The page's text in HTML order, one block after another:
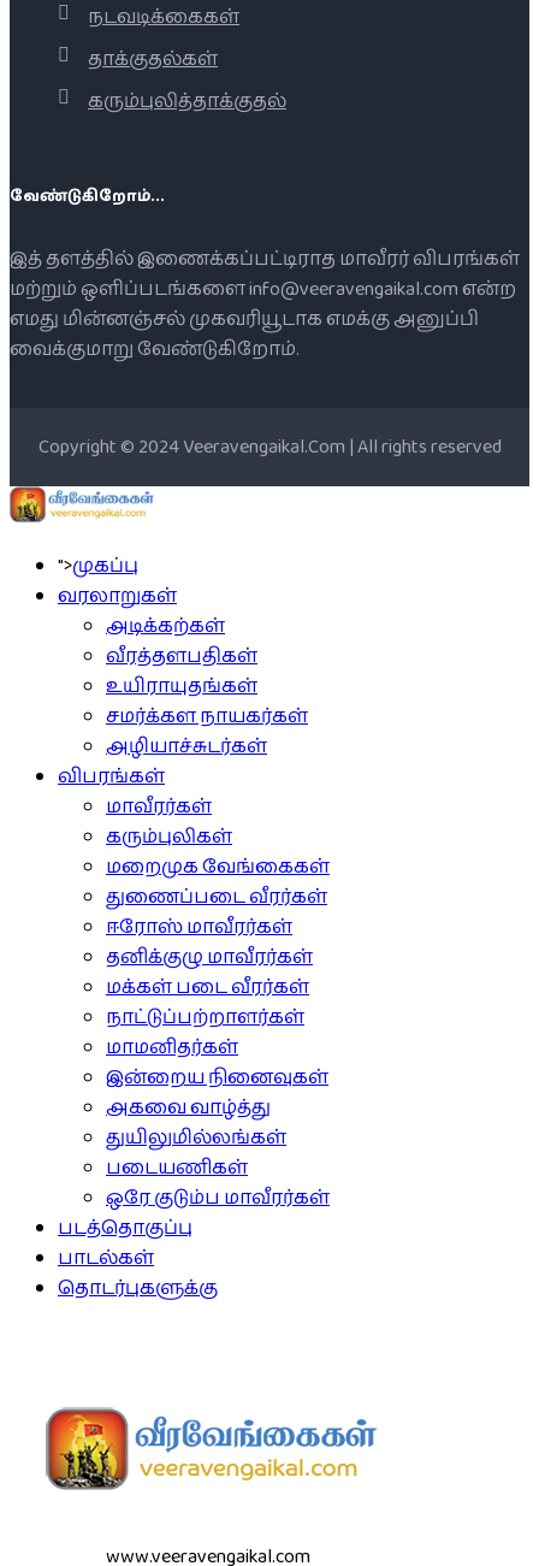
நடவடிக்கைகள்
தாக்குதல்கள்
கரும்புலித்தாக்குதல்
வேண்டுகிறோம்...
இத் தளத்தில் இணைக்கப்பட்டிராத மாவீரர் விபரங்கள்
மற்றும் ஒளிப்படங்களை info@veeravengaikal.com என்ற
எமது மின்னஞ்சல் முகவரியூடாக எமக்கு அனுப்பி
வைக்குமாறு வேண்டுகிறோம்.
Copyright © 2024 Veeravengaikal.Com | All rights reserved
">முகப்பு
வரலாறுகள்
அடிக்கற்கள்
வீரத்தளபதிகள்
உயிராயுதங்கள்
சமர்க்கள நாயகர்கள்
அழியாச்சுடர்கள்
விபரங்கள்
மாவீரர்கள்
கரும்புலிகள்
மறைமுக வேங்கைகள்
துணைப்படை வீரர்கள்
ஈரோஸ் மாவீரர்கள்
தனிக்குழு மாவீரர்கள்
மக்கள் படை வீரர்கள்
நாட்டுப்பற்றாளர்கள்
மாமனிதர்கள்
இன்றைய நினைவுகள்
அகவை வாழ்த்து
துயிலுமில்லங்கள்
படையணிகள்
ஒரே குடும்ப மாவீரர்கள்
படத்தொகுப்பு
பாடல்கள்
தொடர்புகளுக்கு
www.veeravengaikal.com